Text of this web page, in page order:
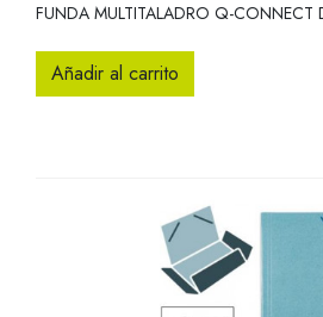
FUNDA MULTITALADRO Q-CONNECT
Añadir al carrito